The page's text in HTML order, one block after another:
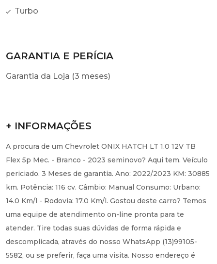
Turbo
GARANTIA E PERÍCIA
Garantia da Loja (3 meses)
+ INFORMAÇÕES
A procura de um Chevrolet ONIX HATCH LT 1.0 12V TB
Flex 5p Mec. - Branco - 2023 seminovo? Aqui tem. Veículo
periciado. 3 Meses de garantia. Ano: 2022/2023 KM: 30885
km. Potência: 116 cv. Câmbio: Manual Consumo: Urbano:
14.0 Km/l - Rodovia: 17.0 Km/l. Gostou deste carro? Temos
uma equipe de atendimento on-line pronta para te
atender. Tire todas suas dúvidas de forma rápida e
descomplicada, através do nosso WhatsApp (13)99105-
5582, ou se preferir, faça uma visita. Nosso endereço é